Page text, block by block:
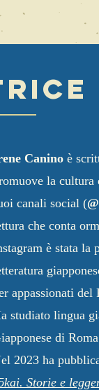
Canino è
la cultura
canali social (
che conta
è stata la
appassionati del
studiato lingua
di
2023 ha
Storie e